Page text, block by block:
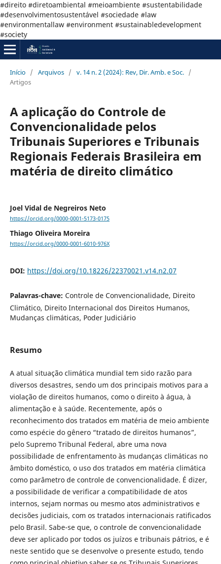
#direito #diretoambiental #meioambiente #sustentabilidade
#desenvolvimentosustentável #sociedade #law
#environmentallaw #environment #sustainabledevelopment
#society
Início / Arquivos / v. 14 n. 2 (2024): Rev, Dir. Amb. e Soc. /
Artigos
A aplicação do Controle de
Convencionalidade pelos
Tribunais Superiores e Tribunais
Regionais Federais Brasileira em
matéria de direito climático
Joel Vidal de Negreiros Neto
https://orcid.org/0000-0001-5173-0175
Thiago Oliveira Moreira
https://orcid.org/0000-0001-6010-976X
DOI: https://doi.org/10.18226/22370021.v14.n2.07
Palavras-chave: Controle de Convencionalidade, Direito
Climático, Direito Internacional dos Direitos Humanos,
Mudanças climáticas, Poder Judiciário
Resumo
A atual situação climática mundial tem sido razão para
diversos desastres, sendo um dos principais motivos para a
violação de direitos humanos, como o direito à água, à
alimentação e à saúde. Recentemente, após o
reconhecimento dos tratados em matéria de meio ambiente
como espécie do gênero “tratado de direitos humanos”,
pelo Supremo Tribunal Federal, abre uma nova
possibilidade de enfrentamento às mudanças climáticas no
âmbito doméstico, o uso dos tratados em matéria climática
como parâmetro de controle de convencionalidade. É dizer,
a possibilidade de verificar a compatibilidade de atos
internos, sejam normas ou mesmo atos administrativos e
decisões judiciais, com os tratados internacionais ratificados
pelo Brasil. Sabe-se que, o controle de convencionalidade
deve ser aplicado por todos os juízos e tribunais pátrios, e é
neste sentido que se desenvolve o presente estudo, tendo